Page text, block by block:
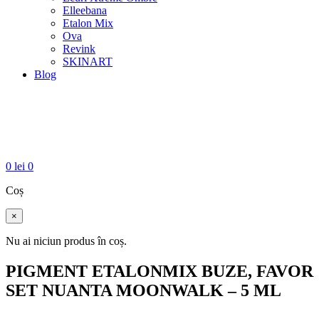
Elleebana
Etalon Mix
Ova
Revink
SKINART
Blog
0 lei 0
Coș
×
Nu ai niciun produs în coș.
PIGMENT ETALONMIX BUZE, FAVOR
SET NUANTA MOONWALK – 5 ML